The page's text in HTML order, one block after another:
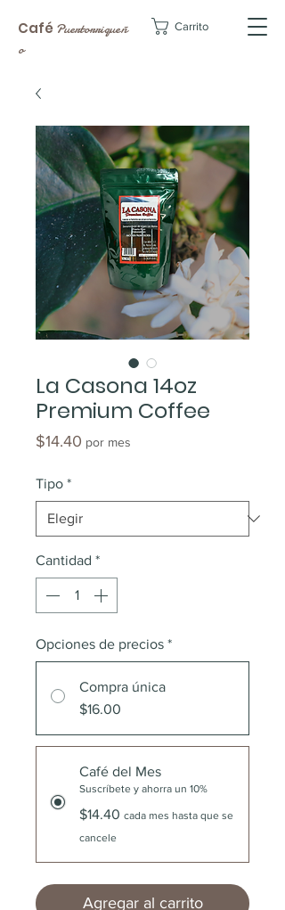
Café Puertorriqueñ
o
Carrito
La Casona 14oz
Premium Coffee
$14.40 Precio
por mes
Tipo *
Cantidad *
Opciones de precios *
Compra única
$16.00
Café del Mes
Suscríbete y ahorra un 10%
$14.40 cada mes hasta que se
cancele
Agregar al carrito